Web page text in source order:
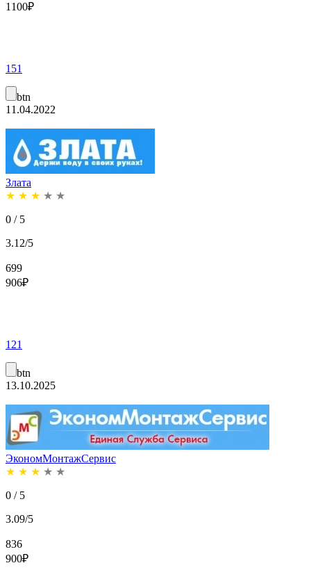
1100₽
151
btn
11.04.2022
Злата
★ ★ ★ ★ ★
0 / 5
3.12/5
699
906₽
121
btn
13.10.2025
ЭкономМонтажСервис
★ ★ ★ ★ ★
0 / 5
3.09/5
836
900₽